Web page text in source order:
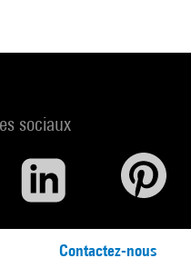
de minuit, l'émission
la narratrice, née en France,
d'histoire du Vietnam, de
et de l'intégration.
sociaux
Contactez-nous